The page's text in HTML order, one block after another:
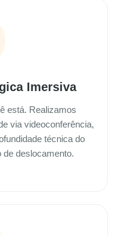
Imersiva
está. Realizamos
via videoconferência,
técnica do
deslocamento.